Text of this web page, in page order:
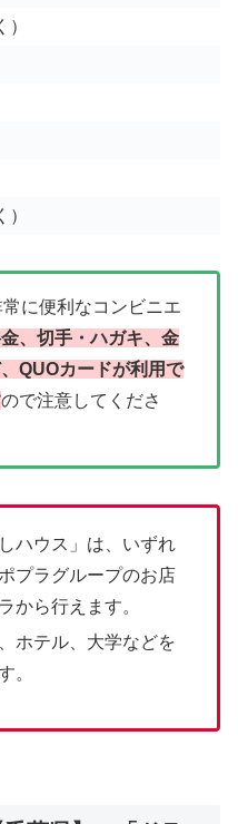
）
）
に便利なコンビニエ
、切手・ハガキ、金
QUOカードが利用で
ので注意してくださ
ハウス」は、いずれ
プラグループのお店
から行えます。
ホテル、大学などを
。